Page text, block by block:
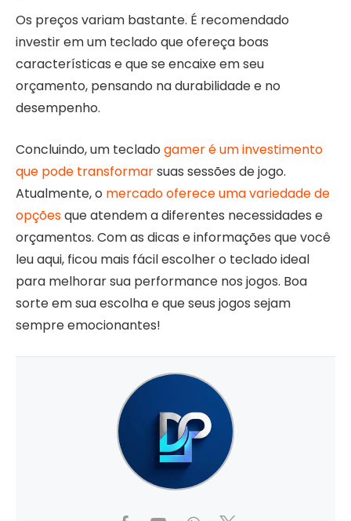
Os preços variam bastante. É recomendado
investir em um teclado que ofereça boas
características e que se encaixe em seu
orçamento, pensando na durabilidade e no
desempenho.
Concluindo, um teclado gamer é um investimento
que pode transformarsuas sessões de jogo.
Atualmente, o mercado oferece uma variedade de
opçõesque atendem a diferentes necessidades e
orçamentos. Com as dicas e informações que você
leu aqui, ficou mais fácil escolher o teclado ideal
para melhorar sua performance nos jogos. Boa
sorte em sua escolha e que seus jogos sejam
sempre emocionantes!